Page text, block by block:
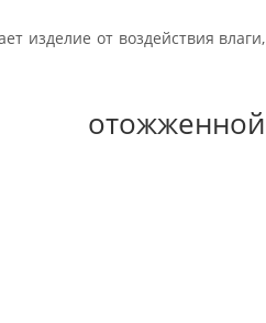
изделие от воздействия влаги,
отожженной